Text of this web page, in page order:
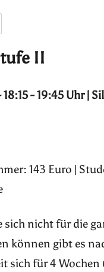
II
- 19:45 Uhr |
143 Euro |
sich nicht für die
können gibt es
sich für 4